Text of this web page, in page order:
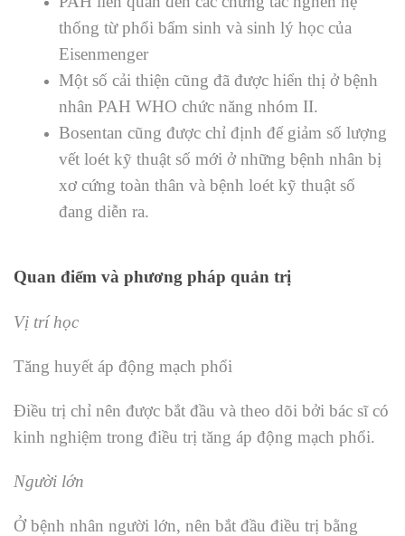
thống từ phổi bẩm sinh và sinh lý học của
Eisenmenger
Một số cải thiện cũng đã được hiển thị ở bệnh
nhân PAH WHO chức năng nhóm II.
Bosentan cũng được chỉ định để giảm số lượng
vết loét kỹ thuật số mới ở những bệnh nhân bị
xơ cứng toàn thân và bệnh loét kỹ thuật số
đang diễn ra.
Quan điểm và phương pháp quản trị
Vị trí học
Tăng huyết áp động mạch phổi
Điều trị chỉ nên được bắt đầu và theo dõi bởi bác sĩ có
kinh nghiệm trong điều trị tăng áp động mạch phổi.
Người lớn
Ở bệnh nhân người lớn, nên bắt đầu điều trị bằng